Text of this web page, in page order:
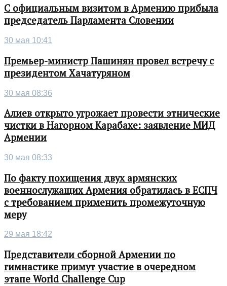
С официальным визитом в Армению прибыла
председатель Парламента Словении
30 мая 10:41
Премьер-министр Пашинян провел встречу с
президентом Хачатуряном
30 мая 08:36
Алиев открыто угрожает провести этнические
чистки в Нагорном Карабахе: заявление МИД
Армении
30 мая 08:33
По факту похищения двух армянских
военнослужащих Армения обратилась в ЕСПЧ
с требованием применить промежуточную
меру
29 мая 18:42
Представители сборной Армении по
гимнастике примут участие в очередном
этапе World Challenge Cup